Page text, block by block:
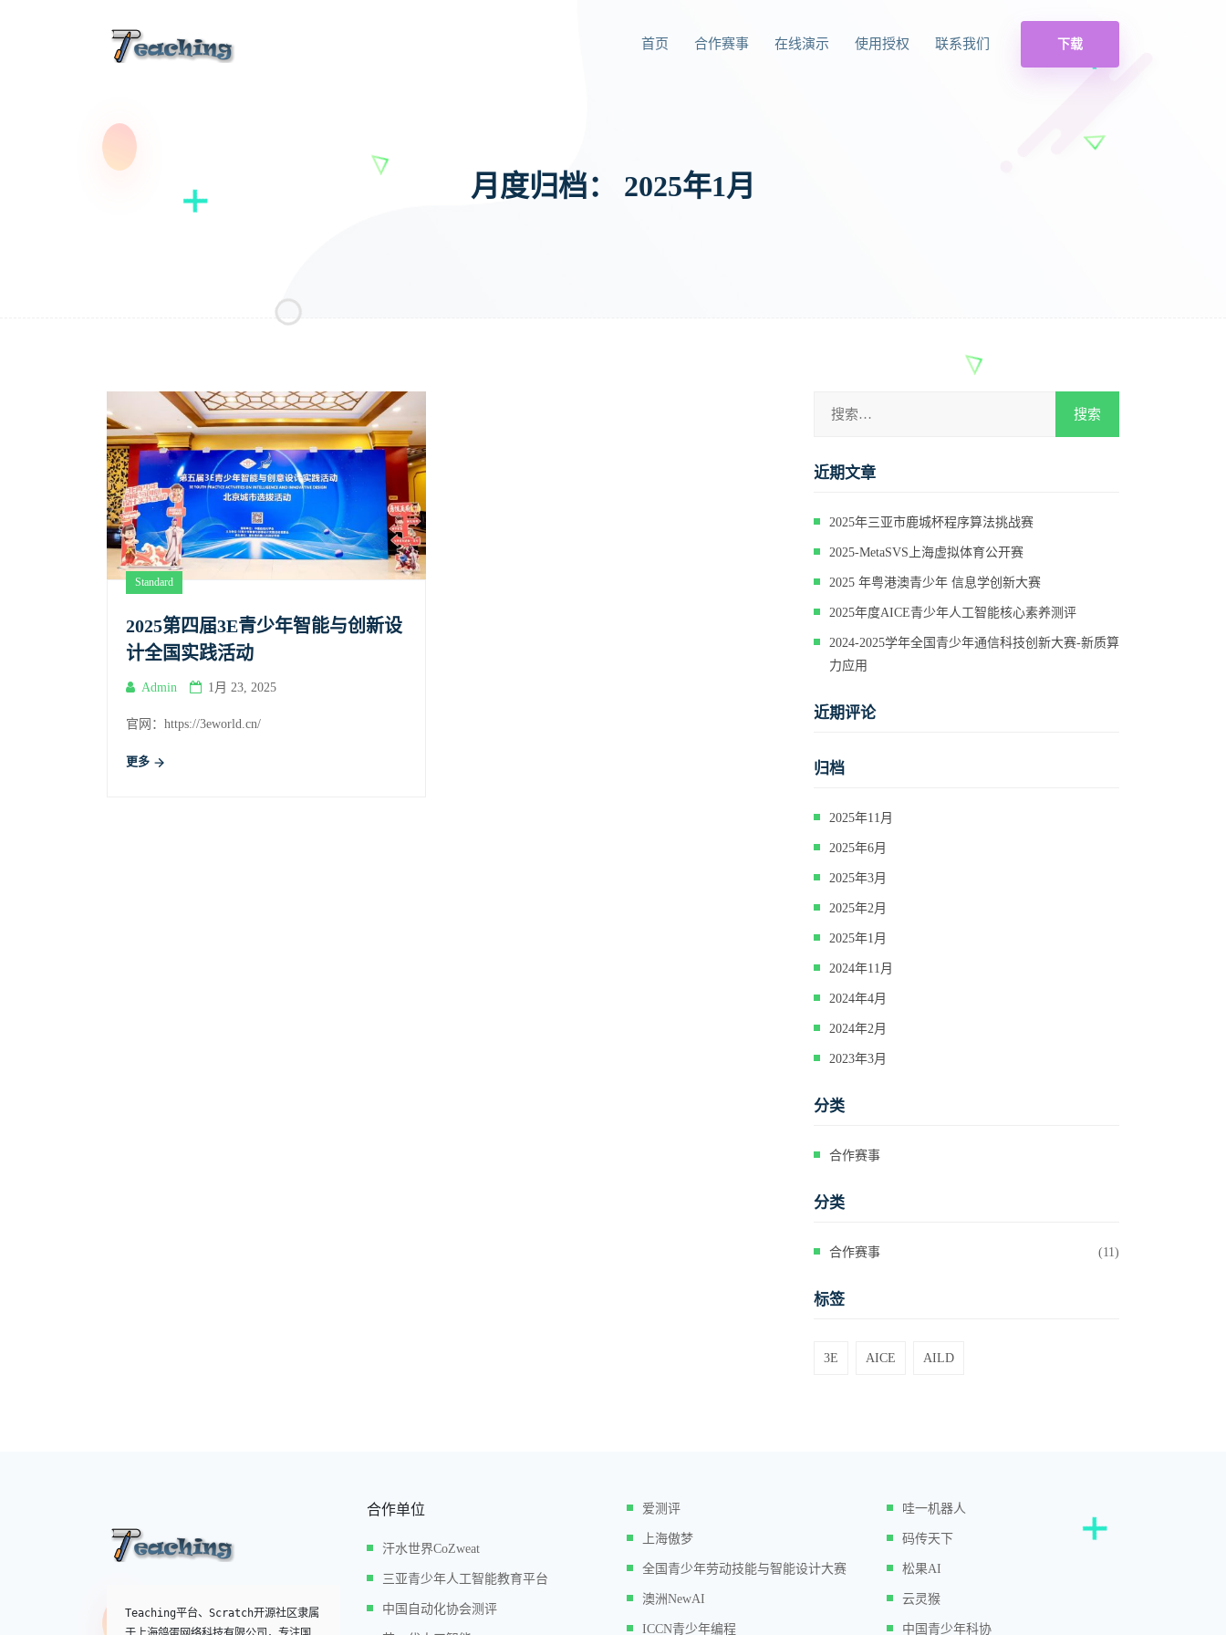
首页 合作赛事 在线演示 使用授权 联系我们 下载
月度归档： 2025年1月
Standard
2025第四届3E青少年智能与创新设
计全国实践活动
Admin 1月 23, 2025
官网：https://3eworld.cn/
更多
近期文章
2025年三亚市鹿城杯程序算法挑战赛
2025-MetaSVS上海虚拟体育公开赛
2025 年粤港澳青少年 信息学创新大赛
2025年度AICE青少年人工智能核心素养测评
2024-2025学年全国青少年通信科技创新大赛-新质算
力应用
近期评论
归档
2025年11月
2025年6月
2025年3月
2025年2月
2025年1月
2024年11月
2024年4月
2024年2月
2023年3月
分类
合作赛事
分类
合作赛事 (11)
标签
3E AICE AILD
Teaching平台、Scratch开源社区隶属
合作单位
汗水世界CoZweat
三亚青少年人工智能教育平台
中国自动化协会测评
爱测评
上海傲梦
全国青少年劳动技能与智能设计大赛
澳洲NewAI
ICCN青少年编程
哇一机器人
码传天下
松果AI
云灵猴
中国青少年科协